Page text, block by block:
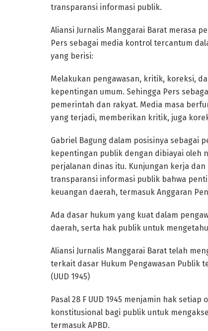
transparansi informasi publik.
Aliansi Jurnalis Manggarai Barat merasa
Pers sebagai media kontrol tercantum
yang berisi:
Melakukan pengawasan, kritik, koreksi,
kepentingan umum. Sehingga Pers
pemerintah dan rakyat. Media masa
yang terjadi, memberikan kritik, juga
Gabriel Bagung dalam posisinya sebagai
kepentingan publik dengan dibiayai oleh
perjalanan dinas itu. Kunjungan kerja
transparansi informasi publik bahwa
keuangan daerah, termasuk Anggaran
Ada dasar hukum yang kuat dalam
daerah, serta hak publik untuk
Aliansi Jurnalis Manggarai Barat telah
terkait dasar Hukum Pengawasan Publik
(UUD 1945)
Pasal 28 F UUD 1945 menjamin hak
konstitusional bagi publik untuk
termasuk APBD.